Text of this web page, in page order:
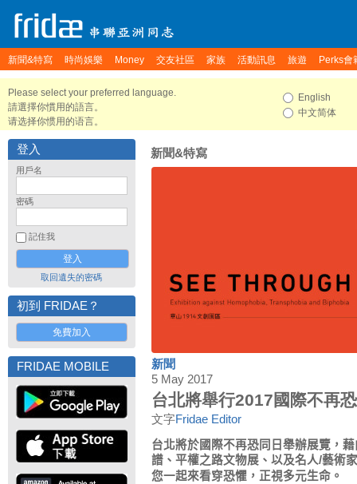
新聞&特寫 時尚娛樂 Money 交友社區 家族 活動訊息 旅遊 Perks會
Please select your preferred language.
請選擇你慣用的語言。
请选择你惯用的语言。
English
中文简体
登入
用戶名
密碼
記住我
取回遺失的密碼
初到 FRIDAE？
免費加入
FRIDAE MOBILE
新聞&特寫
新聞
5 May 2017
台北將舉行2017國際不再
文字Fridae Editor
台北將於國際不再恐同日舉辦展覽，
譜、平權之路文物展、以及名人/藝術
您一起來看穿恐懼，正視多元生命。